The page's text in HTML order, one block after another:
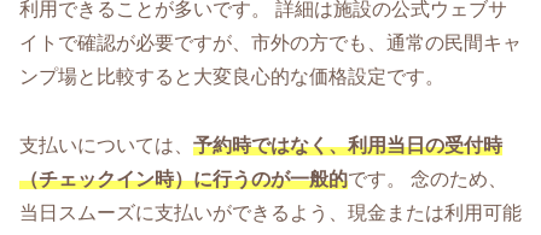
利用できることが多いです。 詳細は施設の公式ウェブサ
イトで確認が必要ですが、市外の方でも、通常の民間キャ
ンプ場と比較すると大変良心的な価格設定です。
支払いについては、 予約時ではなく、利用当日の受付時
（チェックイン時）に行うのが一般的です。 念のため、
当日スムーズに支払いができるよう、現金または利用可能